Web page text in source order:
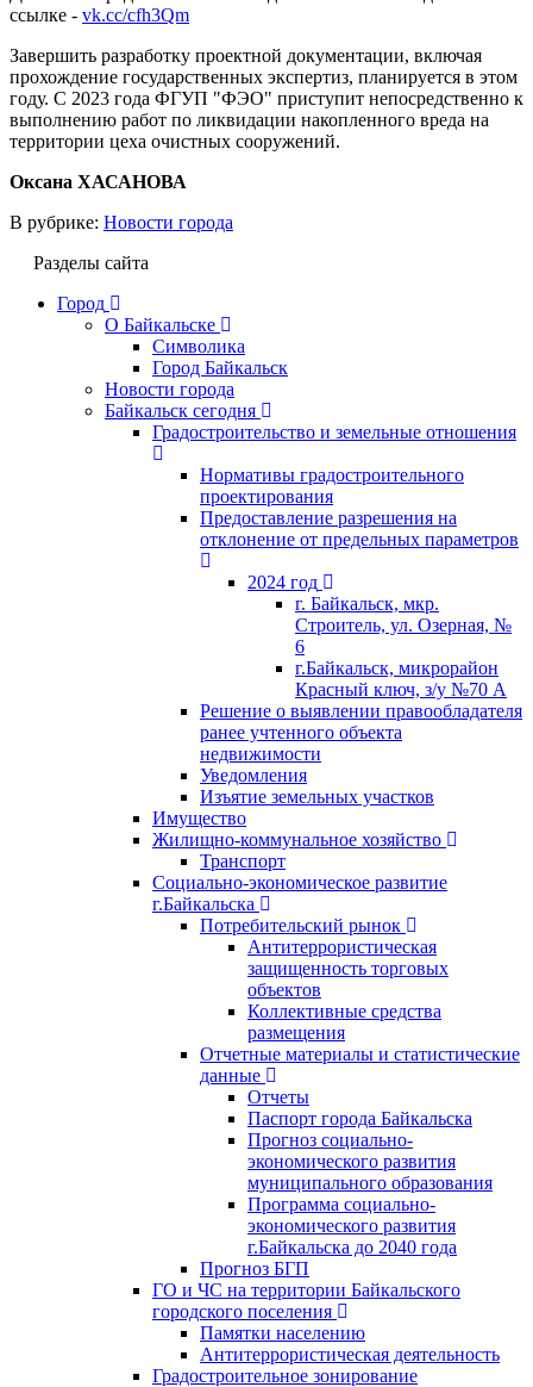
ссылке - vk.cc/cfh3Qm
Завершить разработку проектной документации, включая
прохождение государственных экспертиз, планируется в этом
году. С 2023 года ФГУП "ФЭО" приступит непосредственно к
выполнению работ по ликвидации накопленного вреда на
территории цеха очистных сооружений.
Оксана ХАСАНОВА
В рубрике: Новости города
Разделы сайта
Город
О Байкальске
Символика
Город Байкальск
Новости города
Байкальск сегодня
Градостроительство и земельные отношения
Нормативы градостроительного
проектирования
Предоставление разрешения на
отклонение от предельных параметров
2024 год
г. Байкальск, мкр.
Строитель, ул. Озерная, №
6
г.Байкальск, микрорайон
Красный ключ, з/у №70 А
Решение о выявлении правообладателя
ранее учтенного объекта
недвижимости
Уведомления
Изъятие земельных участков
Имущество
Жилищно-коммунальное хозяйство
Транспорт
Социально-экономическое развитие
г.Байкальска
Потребительский рынок
Антитеррористическая
защищенность торговых
объектов
Коллективные средства
размещения
Отчетные материалы и статистические
данные
Отчеты
Паспорт города Байкальска
Прогноз социально-
экономического развития
муниципального образования
Программа социально-
экономического развития
г.Байкальска до 2040 года
Прогноз БГП
ГО и ЧС на территории Байкальского
городского поселения
Памятки населению
Антитеррористическая деятельность
Градостроительное зонирование